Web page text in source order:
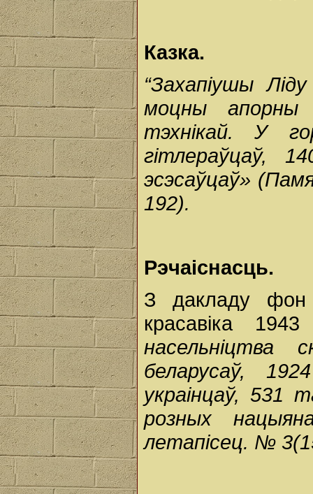
Казка.
“Захапiушы
моцны апорны
тэхнiкай. У
гiтлераўцаў,
эсэсаўцаў»
192).
Рэчаіснасць.
З дакладу фон
красавіка
насельнiцтва
беларусаў,
украiнцаў, 531
розных
летапiсец. №